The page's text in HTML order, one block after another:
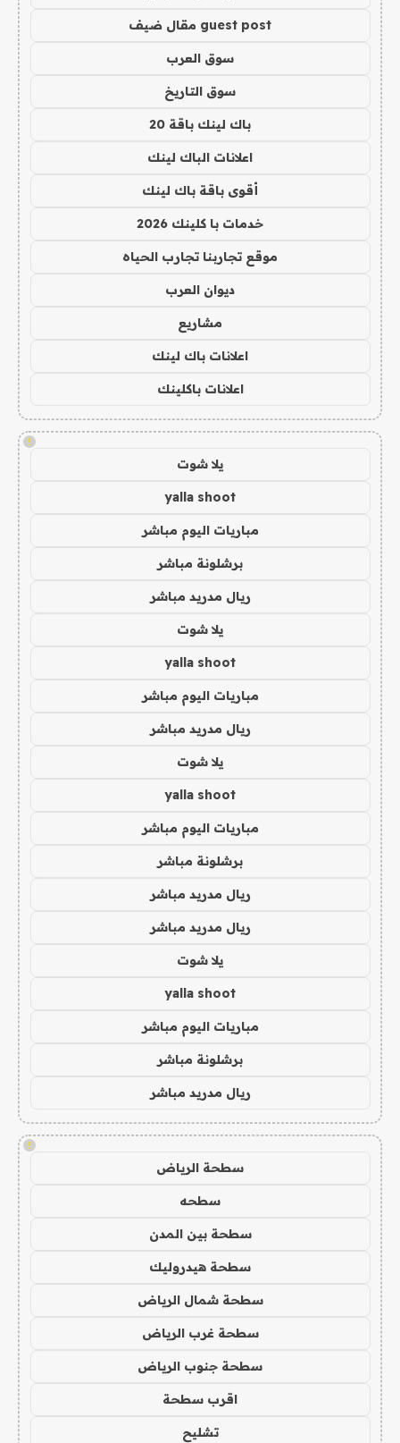
guest post مقال ضيف
سوق العرب
سوق التاريخ
باك لينك باقة 20
اعلانات الباك لينك
أقوى باقة باك لينك
خدمات با كلينك 2026
موقع تجاربنا تجارب الحياه
ديوان العرب
مشاريع
اعلانات باك لينك
اعلانات باكلينك
!
يلا شوت
yalla shoot
مباريات اليوم مباشر
برشلونة مباشر
ريال مدريد مباشر
يلا شوت
yalla shoot
مباريات اليوم مباشر
ريال مدريد مباشر
يلا شوت
yalla shoot
مباريات اليوم مباشر
برشلونة مباشر
ريال مدريد مباشر
ريال مدريد مباشر
يلا شوت
yalla shoot
مباريات اليوم مباشر
برشلونة مباشر
ريال مدريد مباشر
!
سطحة الرياض
سطحه
سطحة بين المدن
سطحة هيدروليك
سطحة شمال الرياض
سطحة غرب الرياض
سطحة جنوب الرياض
اقرب سطحة
تشليح